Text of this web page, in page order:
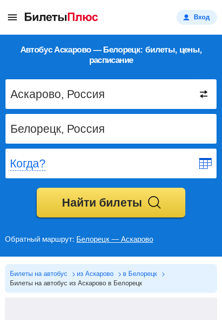
Вход
Автобус Аскарово — Белорецк: билеты, цены,
расписание
Когда?
Найти билеты
Обратный маршрут: Белорецк — Аскарово
Билеты на автобус из Аскарово
в Белорецк
Билеты на автобус из Аскарово в Белорецк